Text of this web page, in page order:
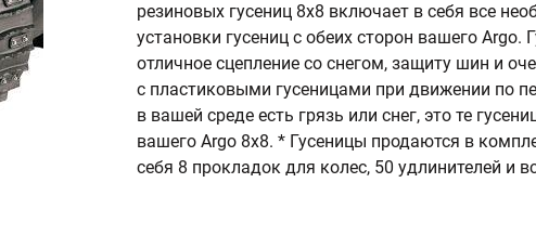
резиновых гусениц 8x8 включает в себя все
установки гусениц с обеих сторон вашего Argo.
отличное сцепление со снегом, защиту шин и
с пластиковыми гусеницами при движении по
в вашей среде есть грязь или снег, это те
вашего Argo 8x8. * Гусеницы продаются в
себя 8 прокладок для колес, 50 удлинителей и